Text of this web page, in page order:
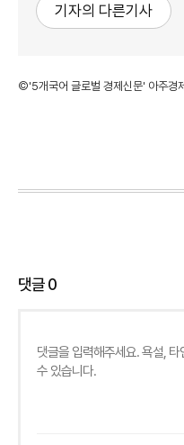
기자의 다른기사
©'5개국어 글로벌 경제신문' 아주경
댓글0